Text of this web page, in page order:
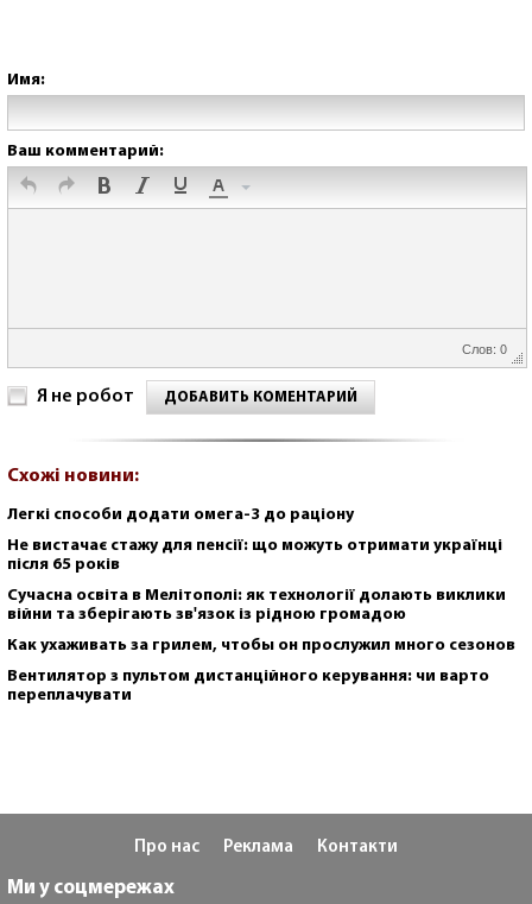
Имя:
Ваш комментарий:
Слов: 0
Я не робот ДОБАВИТЬ КОМЕНТАРИЙ
Схожі новини:
Легкі способи додати омега-3 до раціону
Не вистачає стажу для пенсії: що можуть отримати українці
після 65 років
Сучасна освіта в Мелітополі: як технології долають виклики
війни та зберігають зв'язок із рідною громадою
Как ухаживать за грилем, чтобы он прослужил много сезонов
Вентилятор з пультом дистанційного керування: чи варто
переплачувати
Про нас Реклама Контакти
Ми у соцмережах